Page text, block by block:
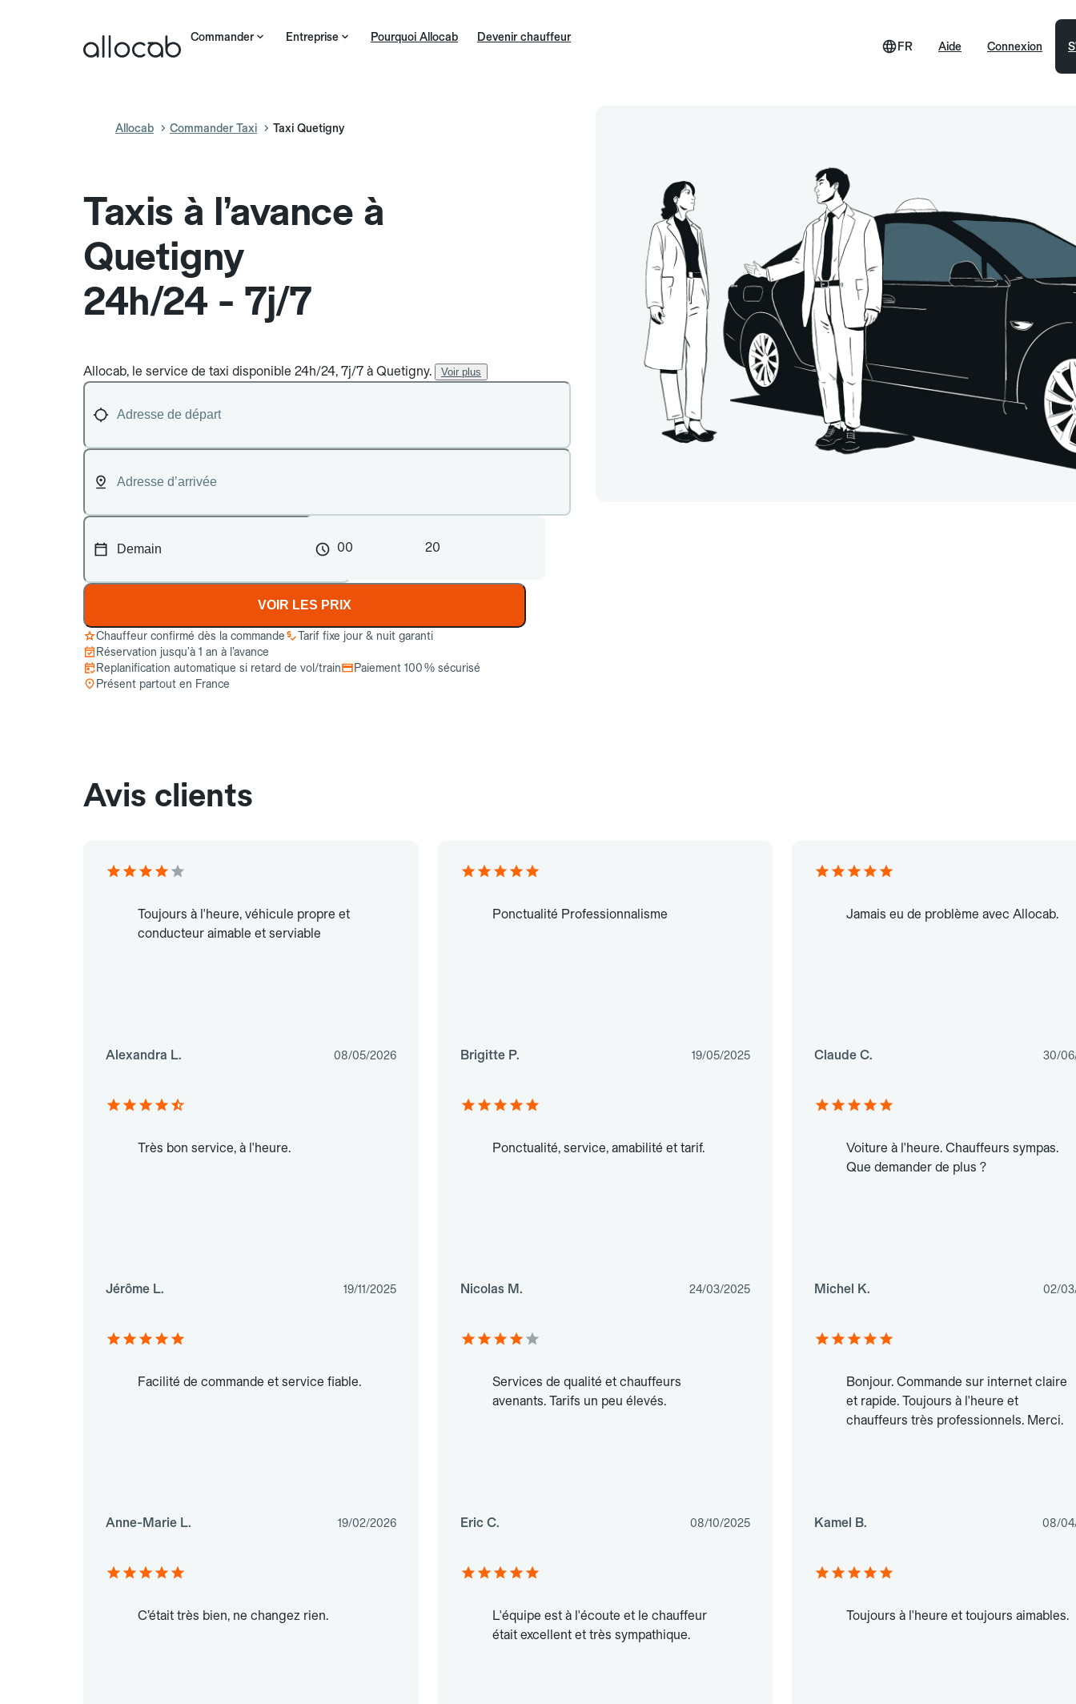
Commander Entreprise Pourquoi Allocab Devenir chauffeur
Aide
FR Connexion
Allocab Commander Taxi Taxi Quetigny
Taxis à l’avance à
Quetigny
24h/24 - 7j/7
Allocab, le service de taxi disponible 24h/24, 7j/7 à Quetigny. Voir plus
00 20
VOIR LES PRIX
Chauffeur confirmé dès la commande
Tarif fixe jour & nuit garanti
Réservation jusqu’à 1 an à l’avance
Replanification automatique si retard de vol/train
Paiement 100 % sécurisé
Présent partout en France
Avis clients
Toujours à l'heure, véhicule propre et
conducteur aimable et serviable
Alexandra L. 08/05/2026
Ponctualité Professionnalisme
Brigitte P. 19/05/2025
Jamais eu de problème avec Allocab.
Claude C. 30/
Très bon service, à l'heure.
Jérôme L. 19/11/2025
Ponctualité, service, amabilité et tarif.
Nicolas M. 24/03/2025
Voiture à l'heure. Chauffeurs sympas.
Que demander de plus ?
Michel K. 02/
Facilité de commande et service fiable.
Anne-Marie L. 19/02/2026
Services de qualité et chauffeurs
avenants. Tarifs un peu élevés.
Eric C. 08/10/2025
Bonjour. Commande sur internet claire
et rapide. Toujours à l'heure et
chauffeurs très professionnels. Merci.
Kamel B. 08/
C’était très bien, ne changez rien.
L'équipe est à l'écoute et le chauffeur
était excellent et très sympathique.
Toujours à l'heure et toujours aimables.